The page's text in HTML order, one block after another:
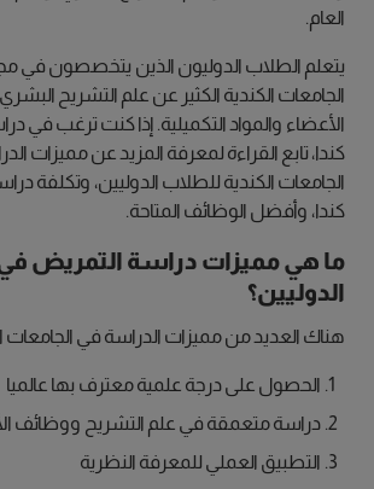
العام.
يتعلم الطلاب الدوليون الذين يتخصصون في
الجامعات الكندية الكثير عن علم التشريح
الأعضاء والمواد التكميلية. إذا كنت ترغب في
كندا، تابع القراءة لمعرفة المزيد عن مميزات
الجامعات الكندية للطلاب الدوليين، وتكلفة
كندا، وأفضل الوظائف المتاحة.
ما هي مميزات دراسة التمريض
الدوليين؟
هناك العديد من مميزات الدراسة في الجامعات
الحصول على درجة علمية معترف بها عالميا
دراسة متعمقة في علم التشريح ووظائف
التطبيق العملي للمعرفة النظرية